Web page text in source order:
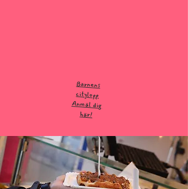
Barnens
citylopp
Anmäl dig
här!